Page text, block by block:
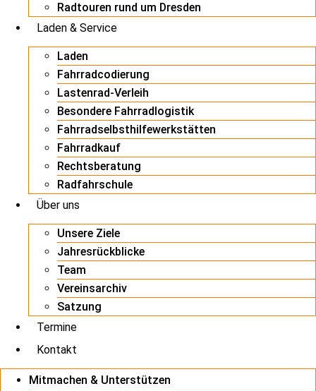
Radtouren rund um Dresden
Laden & Service
Laden
Fahrradcodierung
Lastenrad-Verleih
Besondere Fahrradlogistik
Fahrradselbsthilfewerkstätten
Fahrradkauf
Rechtsberatung
Radfahrschule
Über uns
Unsere Ziele
Jahresrückblicke
Team
Vereinsarchiv
Satzung
Termine
Kontakt
Mitmachen & Unterstützen